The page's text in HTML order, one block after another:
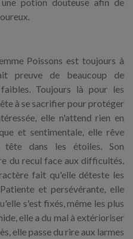
potion douteuse afin de
Poissons est toujours à
preuve de beaucoup de
Toujours là pour les
à se sacrifier pour protéger
elle n'attend rien en
et sentimentale, elle rêve
dans les étoiles. Son
du recul face aux difficultés.
fait qu'elle déteste les
et persévérante, elle
s'est fixés, même les plus
elle a du mal à extérioriser
elle passe du rire aux larmes